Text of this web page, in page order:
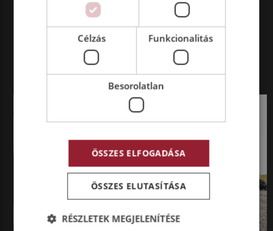
TRUCKNEWS
Célzás Funkcionalitás
Besorolatlan
ÖSSZES ELFOGADÁSA
ÖSSZES ELUTASÍTÁSA
RÉSZLETEK MEGJELENÍTÉSE